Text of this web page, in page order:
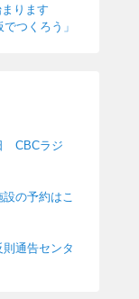
ります
つくろう」
CBCラジ
の予約はこ
通告センタ